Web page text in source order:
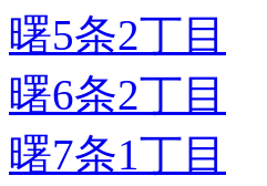
曙5条2丁目
曙6条2丁目
曙7条1丁目